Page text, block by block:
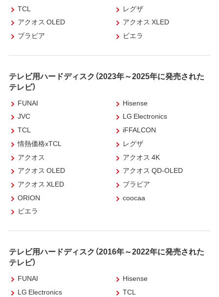
TCL
レグザ
アクオス OLED
アクオス XLED
ブラビア
ビエラ
テレビ用ハードディスク（2023年～2025年に発売された
テレビ）
FUNAI
Hisense
JVC
LG Electronics
TCL
iFFALCON
情熱価格xTCL
レグザ
アクオス
アクオス 4K
アクオス OLED
アクオス QD-OLED
アクオス XLED
ブラビア
ORION
coocaa
ビエラ
テレビ用ハードディスク（2016年～2022年に発売された
テレビ）
FUNAI
Hisense
LG Electronics
TCL